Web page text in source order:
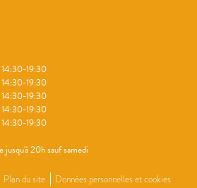
19:30
19:30
19:30
19:30
19:30
jusqu'à 20h sauf samedi
Plan du site Données personnelles et cookies